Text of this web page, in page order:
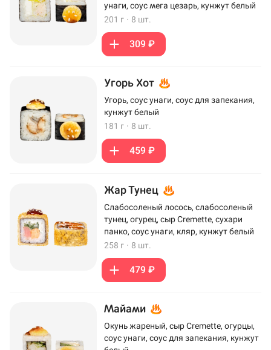
унаги, соус мега цезарь, кунжут белый
201 г · 8 шт.
309 ₽
Угорь Хот
Угорь, соус унаги, соус для запекания,
кунжут белый
181 г · 8 шт.
459 ₽
Жар Тунец
Слабосоленый лосось, слабосоленый
тунец, огурец, сыр Cremette, сухари
панко, соус унаги, кляр, кунжут белый
258 г · 8 шт.
479 ₽
Майами
Окунь жареный, сыр Cremette, огурцы,
соус унаги, соус для запекания, кунжут